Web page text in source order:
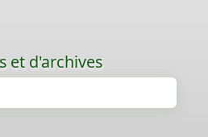
et d'archives